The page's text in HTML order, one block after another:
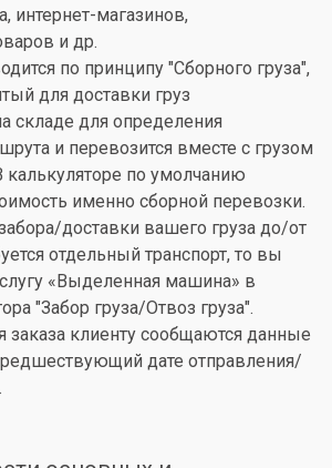
интернет-магазинов,
и др.
по принципу "Сборного груза",
для доставки груз
складе для определения
и перевозится вместе с грузом
калькуляторе по умолчанию
именно сборной перевозки.
доставки вашего груза до/от
отдельный транспорт, то вы
«Выделенная машина» в
"Забор груза/Отвоз груза".
клиенту сообщаются данные
дате отправления/